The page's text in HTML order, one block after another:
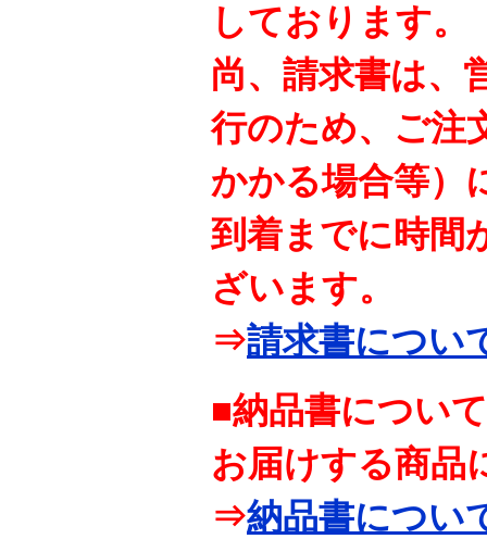
しております。
尚、請求書は、
行のため、ご注
かかる場合等）
到着までに時間
ざいます。
⇒請求書につい
■納品書について
お届けする商品
⇒納品書につい